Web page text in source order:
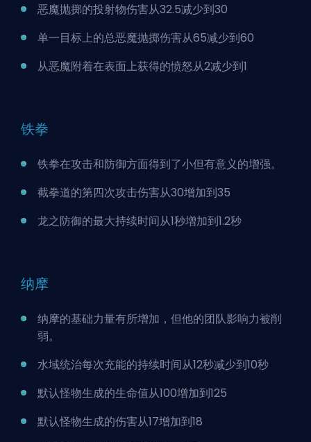
恶魔抛掷的投射物伤害从32.5减少到30
单一目标上的总恶魔抛掷伤害从65减少到60
从恶魔附着在表面上获得的愤怒从2减少到1
铁拳
铁拳在攻击和防御方面得到了小但有意义的增强。
截拳道的第四次攻击伤害从30增加到35
龙之防御的最大持续时间从1秒增加到1.2秒
纳摩
纳摩的基础力量有所增加，但他的团队影响力被削
弱。
水域统治每次充能的持续时间从12秒减少到10秒
默认怪物生成的生命值从100增加到125
默认怪物生成的伤害从17增加到18